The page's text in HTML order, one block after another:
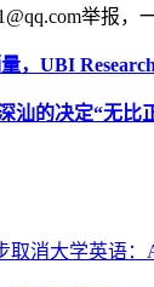
举报
，UBI
汕的决定“无